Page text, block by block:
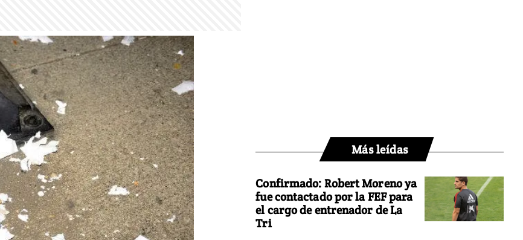
Más leídas
Confirmado: Robert Moreno ya
fue contactado por la FEF para
el cargo de entrenador de La
Tri